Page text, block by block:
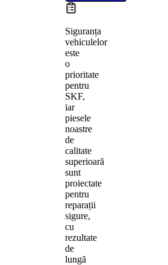
Siguranța
vehiculelor
este
o
prioritate
pentru
SKF,
iar
piesele
noastre
de
calitate
superioară
sunt
proiectate
pentru
reparații
sigure,
cu
rezultate
de
lungă